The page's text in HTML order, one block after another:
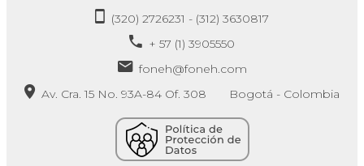
(320) 2726231 - (312) 3630817
+ 57 (1) 3905550
foneh@foneh.com
Av. Cra. 15 No. 93A-84 Of. 308 Bogotá - Colombia